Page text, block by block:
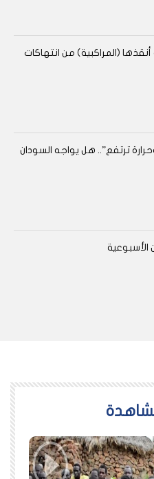
أنقذها (المراكبية) من انتهاكات
ترتفع”.. هل يواجه السودان
الأسبوعية